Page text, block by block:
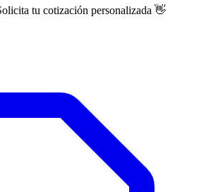
tu cotización personalizada 👋